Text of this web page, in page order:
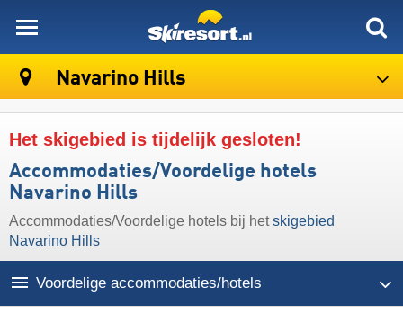
Navarino Hills
Het skigebied is tijdelijk gesloten!
Accommodaties/Voordelige hotels
Navarino Hills
Accommodaties/Voordelige hotels bij hetskigebied
Navarino Hills
Voordelige accommodaties/hotels